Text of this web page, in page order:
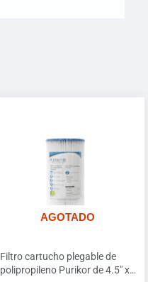
AGOTADO
Filtro cartucho plegable de
polipropileno Purikor de 4.5″ x